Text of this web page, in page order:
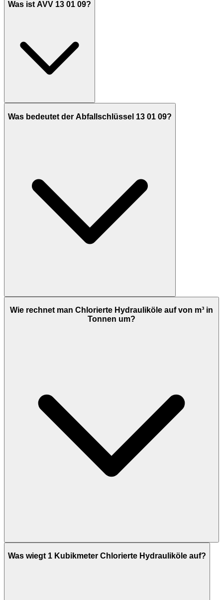
Was ist AVV 13 01 09?
Was bedeutet der Abfallschlüssel 13 01 09?
Wie rechnet man Chlorierte Hydrauliköle auf von m³ in
Tonnen um?
Was wiegt 1 Kubikmeter Chlorierte Hydrauliköle auf?